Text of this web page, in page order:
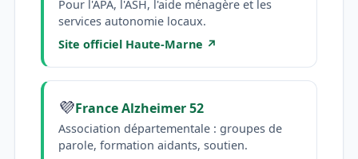
Pour l'APA, l'ASH, l'aide ménagère et les
services autonomie locaux.
Site officiel Haute-Marne ↗
💜France Alzheimer 52
Association départementale : groupes de
parole, formation aidants, soutien.